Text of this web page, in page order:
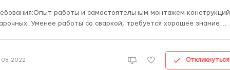
работы и самостоятельным монтажем конструкций
Уменее работы со сваркой, требуется хорошее знание
08-2022 Откликнуться